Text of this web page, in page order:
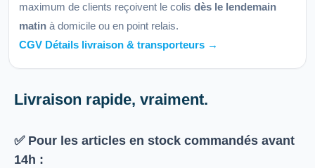
maximum de clients reçoivent le colis dès le lendemain
matin à domicile ou en point relais.
CGV Détails livraison & transporteurs →
Livraison rapide, vraiment.
✅ Pour les articles en stock commandés avant
14h :